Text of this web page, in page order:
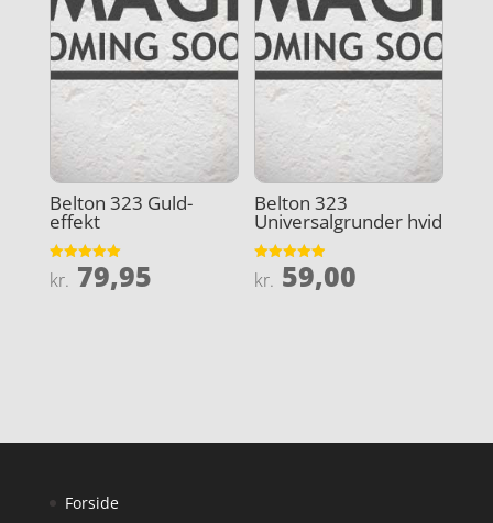
Belton 323 Guld-
effekt
Vurderet
5
kr. 79,95
Belton 323
Universalgrunder hvid
Vurderet
4.9
kr. 59,00
Forside